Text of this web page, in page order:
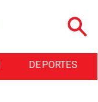
DEPORTES